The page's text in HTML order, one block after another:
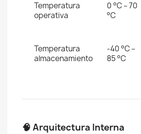
Temperatura
operativa
0 °C – 70
°C
Temperatura
almacenamiento
-40 °C –
85 °C
🧠 Arquitectura Interna